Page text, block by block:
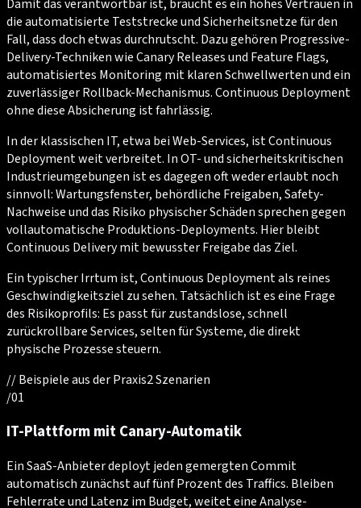
Damit das verantwortbar ist, braucht es ein hohes Vertrauen in
die automatisierte Teststrecke und Sicherheitsnetze für den
Fall, dass doch etwas durchrutscht. Dazu gehören Progressive-
Delivery-Techniken wie Canary Releases und Feature Flags,
automatisiertes Monitoring mit klaren Schwellwerten und ein
zuverlässiger Rollback-Mechanismus. Continuous Deployment
ohne diese Absicherung ist fahrlässig.
In der klassischen IT, etwa bei Web-Services, ist Continuous
Deployment weit verbreitet. In OT- und sicherheitskritischen
Industrieumgebungen ist es dagegen oft weder erlaubt noch
sinnvoll: Wartungsfenster, behördliche Freigaben, Safety-
Nachweise und das Risiko physischer Schäden sprechen gegen
vollautomatische Produktions-Deployments. Hier bleibt
Continuous Delivery mit bewusster Freigabe das Ziel.
Ein typischer Irrtum ist, Continuous Deployment als reines
Geschwindigkeitsziel zu sehen. Tatsächlich ist es eine Frage
des Risikoprofils: Es passt für zustandslose, schnell
zurückrollbare Services, selten für Systeme, die direkt
physische Prozesse steuern.
//Beispiele aus der Praxis2Szenarien
/01
IT-Plattform mit Canary-Automatik
Ein SaaS-Anbieter deployt jeden gemergten Commit
automatisch zunächst auf fünf Prozent des Traffics. Bleiben
Fehlerrate und Latenz im Budget, weitet eine Analyse-